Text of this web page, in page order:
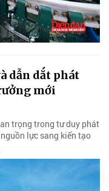
dẫn dắt phát
mới
trọng trong tư duy phát
lực sang kiến tạo